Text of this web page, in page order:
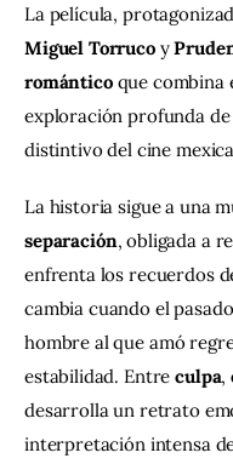
La película,
Miguel Torruco y
romántico que combina
exploración profunda de
distintivo del cine
La historia sigue a una
separación, obligada a
enfrenta los recuerdos
cambia cuando el
hombre al que amó
estabilidad. Entre culpa,
desarrolla un retrato
interpretación intensa